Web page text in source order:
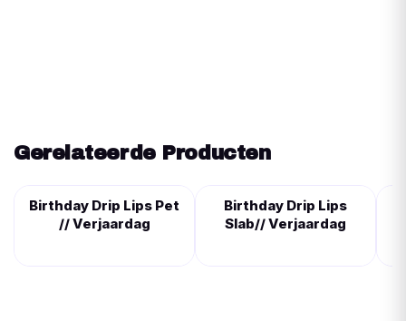
Gerelateerde Producten
Birthday Drip Lips Pet
// Verjaardag
Birthday Drip Lips
Slab// Verjaardag